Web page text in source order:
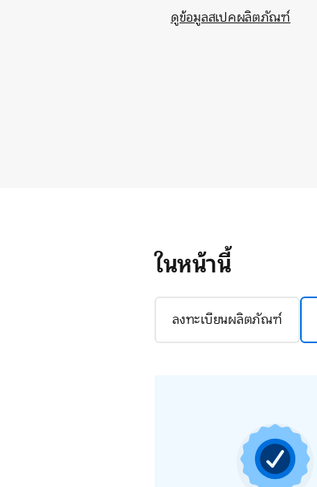
ดูข้อมูลสเปคผลิตภัณฑ์
ในหน้านี้
ลงทะเบียนผลิตภัณฑ์